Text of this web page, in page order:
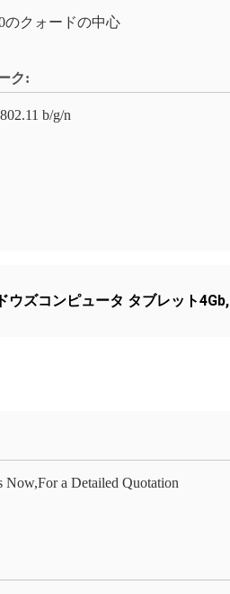
のクォードの中心
ク:
b/g/n
ウズコンピュータ タブレット4Gb,
Now,For a Detailed Quotation